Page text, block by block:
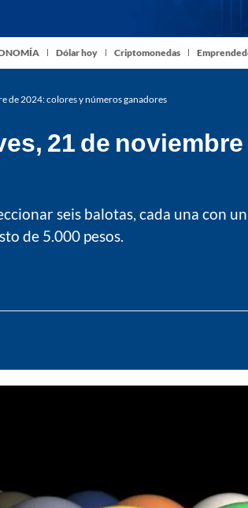
Dólar hoy Criptomonedas
de 2024: colores y números ganadores
21 de
seis balotas, cada una con
de 5.000 pesos.